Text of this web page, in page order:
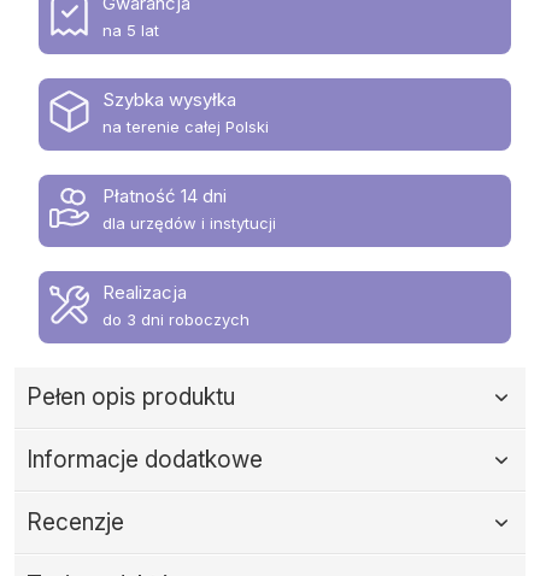
na 5 lat
Szybka wysyłka
na terenie całej Polski
Płatność 14 dni
dla urzędów i instytucji
Realizacja
do 3 dni roboczych
Pełen opis produktu
Informacje dodatkowe
Recenzje